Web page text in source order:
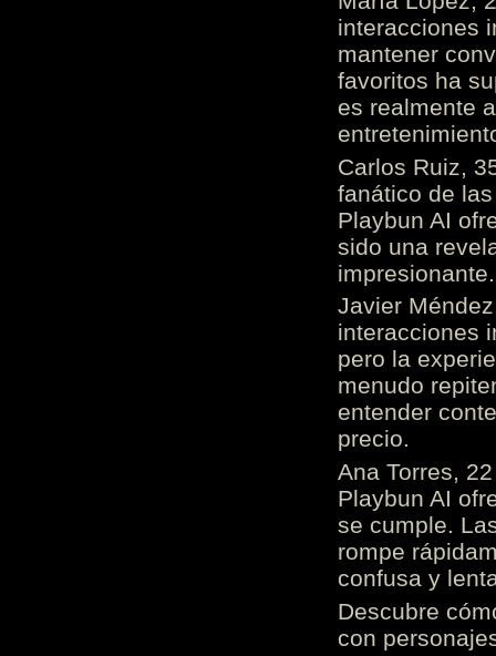
interacciones
mantener
favoritos ha
es realmente
Carlos Ruiz,
fanático de
Playbun AI
sido una
Javier
interacciones
pero la
menudo
entender
precio.
Ana Torres,
Playbun AI
se cumple.
rompe
confusa y
Descubre
con